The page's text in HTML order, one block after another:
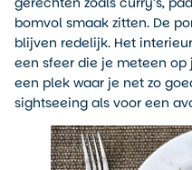
bomvol smaak zitten. De
blijven redelijk. Het
een sfeer die je meteen
een plek waar je net zo
sightseeing als voor een